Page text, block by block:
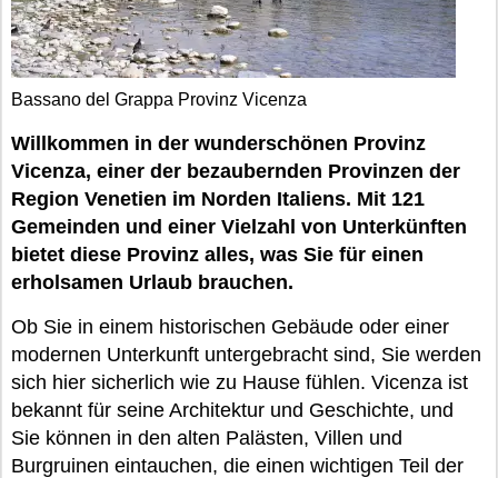
Bassano del Grappa Provinz Vicenza
Willkommen in der wunderschönen Provinz
Vicenza, einer der bezaubernden Provinzen der
Region Venetien im Norden Italiens. Mit 121
Gemeinden und einer Vielzahl von Unterkünften
bietet diese Provinz alles, was Sie für einen
erholsamen Urlaub brauchen.
Ob Sie in einem historischen Gebäude oder einer
modernen Unterkunft untergebracht sind, Sie werden
sich hier sicherlich wie zu Hause fühlen. Vicenza ist
bekannt für seine Architektur und Geschichte, und
Sie können in den alten Palästen, Villen und
Burgruinen eintauchen, die einen wichtigen Teil der